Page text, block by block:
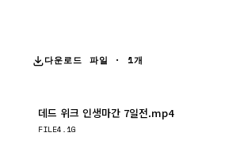
다운로드 파일 · 1개
데드 위크 인생마간 7일전.mp4
FILE4.1G